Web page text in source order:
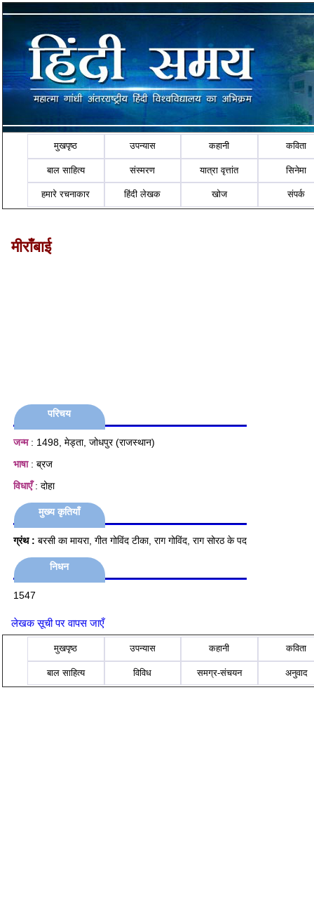
मुखपृष्ठ उपन्यास कहानी कविता
बाल साहित्य संस्मरण यात्रा वृत्तांत सिनेमा
हमारे रचनाकार हिंदी लेखक खोज संपर्क
मीराँबाई
परिचय
जन्म: 1498, मेड्ता, जोधपुर (राजस्थान)
भाषा: ब्रज
विधाएँ: दोहा
मुख्य कृतियाँ
ग्रंथ : बरसी का मायरा, गीत गोविंद टीका, राग गोविंद, राग सोरठ के पद
निधन
1547
लेखक सूची पर वापस जाएँ
मुखपृष्ठ उपन्यास कहानी कविता
बाल साहित्य विविध समग्र-संचयन अनुवाद